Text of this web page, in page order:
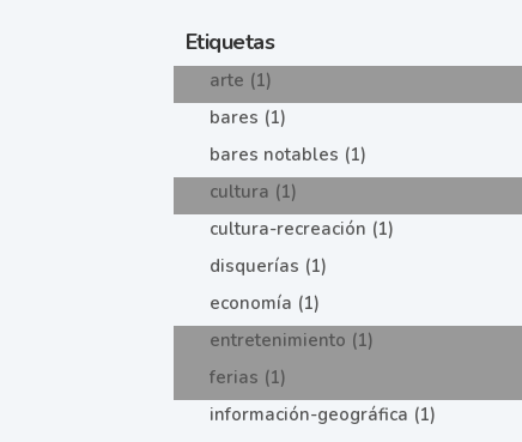
Etiquetas
arte (1)
bares (1)
bares notables (1)
cultura (1)
cultura-recreación (1)
disquerías (1)
economía (1)
entretenimiento (1)
ferias (1)
información-geográfica (1)